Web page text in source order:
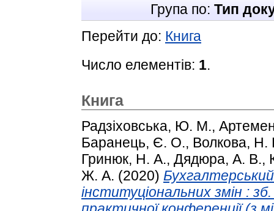
Група по: Тип
Перейти до: Книга
Число елементів: 1.
Книга
Радзіховська, Ю. М.,
Баранець, Є. О., Волкова, Н.
Гринюк, Н. А., Дядюра, А. В.,
Ж. А. (2020)
інституціональних змін :